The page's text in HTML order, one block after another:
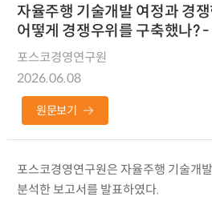
자율주행 기술개발 여정과 경
어떻게 경쟁우위를 구축했나? -
포스코경영연구원
2026.06.08
원문보기
포스코경영연구원은 자율주행 기술개
분석한 보고서를 발표하였다.